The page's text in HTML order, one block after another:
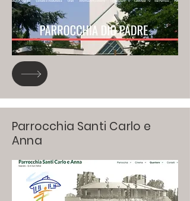
Parrocchia Santi Carlo e
Anna